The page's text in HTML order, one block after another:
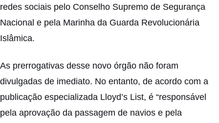
redes sociais pelo Conselho Supremo de Segurança
Nacional e pela Marinha da Guarda Revolucionária
Islâmica.
As prerrogativas desse novo órgão não foram
divulgadas de imediato. No entanto, de acordo com a
publicação especializada Lloyd’s List, é “responsável
pela aprovação da passagem de navios e pela